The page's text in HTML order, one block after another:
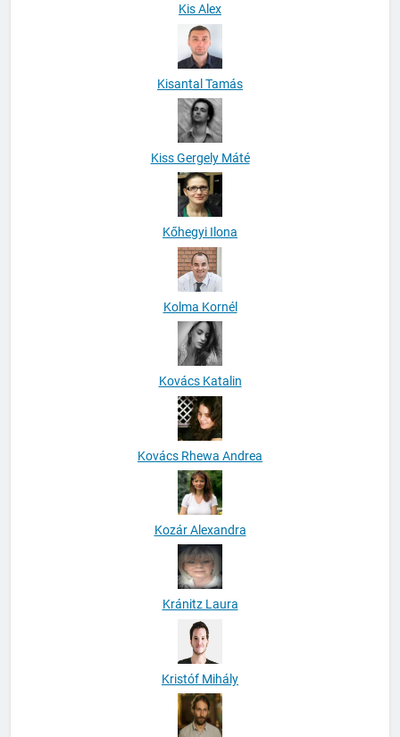
Kis Alex
Kisantal Tamás
Kiss Gergely Máté
Kőhegyi Ilona
Kolma Kornél
Kovács Katalin
Kovács Rhewa Andrea
Kozár Alexandra
Kránitz Laura
Kristóf Mihály